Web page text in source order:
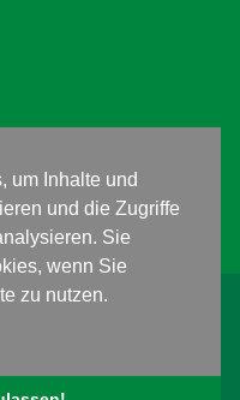
um Inhalte und
und die Zugriffe
Sie
wenn Sie
zu nutzen.
GmbH
| Datenschutz